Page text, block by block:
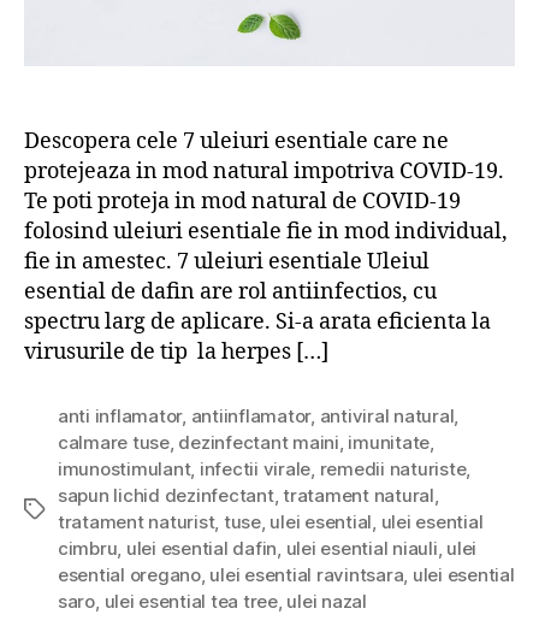
Descopera cele 7 uleiuri esentiale care ne
protejeaza in mod natural impotriva COVID-19.
Te poti proteja in mod natural de COVID-19
folosind uleiuri esentiale fie in mod individual,
fie in amestec. 7 uleiuri esentiale Uleiul
esential de dafin are rol antiinfectios, cu
spectru larg de aplicare. Si-a arata eficienta la
virusurile de tip la herpes […]
Tags
anti inflamator, antiinflamator, antiviral natural,
calmare tuse, dezinfectant maini, imunitate,
imunostimulant, infectii virale, remedii naturiste,
sapun lichid dezinfectant,tratament natural,
tratament naturist, tuse, ulei esential, ulei esential
cimbru, ulei esential dafin, ulei esential niauli, ulei
esential oregano, ulei esential ravintsara, ulei esential
saro, ulei esential tea tree, ulei nazal